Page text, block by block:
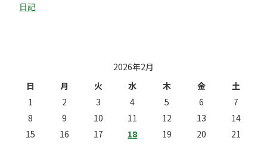
日記
2026年2月
日
月 火 水 木 金
土
1
2 3 4 5 6
7
8
9 10 11 12 13
14
15
16 17 18 19 20
21